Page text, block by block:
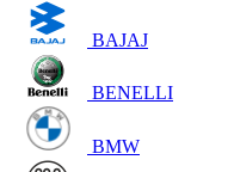
BAJAJ
BENELLI
BMW